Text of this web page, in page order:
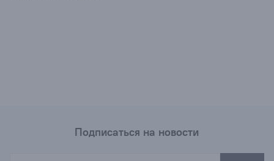
Подписаться на новости